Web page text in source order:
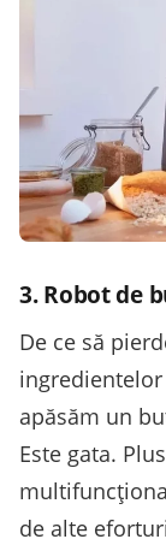
3. Robot de
De ce să
apăsăm un
Este gata.
de alte